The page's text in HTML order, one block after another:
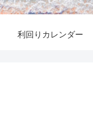
利回りカレンダー